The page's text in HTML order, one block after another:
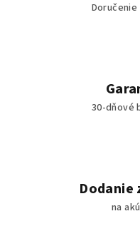
30-dňové
Dodanie
na